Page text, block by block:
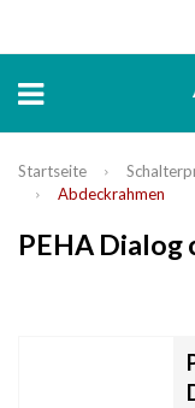
Startseite
Abdeckrahmen
PEHA Dialog